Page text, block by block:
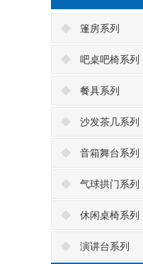
篷房系列
吧桌吧椅系列
餐具系列
沙发茶几系列
音箱舞台系列
气球拱门系列
休闲桌椅系列
演讲台系列